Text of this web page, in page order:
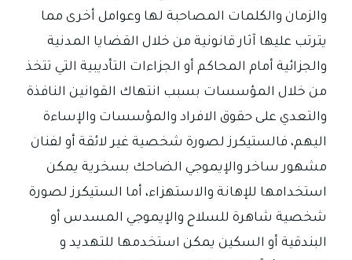
والزمان والكلمات المصاحبة لها وعوامل أخرى مما
يترتب عليها آثار قانونية من خلال القضايا المدنية
والجزائية أمام المحاكم أو الجزاءات التأديبية التي تتخذ
من خلال المؤسسات بسبب انتهاك القوانين النافذة
والتعدي على حقوق الافراد والمؤسسات والإساءة
اليهم، فالستيكرز لصورة شخصية غير لائقة أو لفنان
مشهور ساخر والإيموجي الضاحك بسخرية يمكن
استخدامها للإهانة والاستهزاء، أما الستيكرز لصورة
شخصية شاهرة للسلاح والإيموجي المسدس أو
البندقية أو السكين يمكن استخدمها للتهديد و